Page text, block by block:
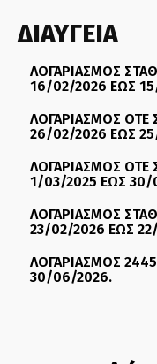
ΔΙΑΥΓΕΙΑ
ΛΟΓΑΡΙΑΣΜΟΣ
16/02/2026 ΕΩΣ
ΛΟΓΑΡΙΑΣΜΟΣ ΟΤΕ
26/02/2026 ΕΩΣ
ΛΟΓΑΡΙΑΣΜΟΣ ΟΤΕ
1/03/2025 ΕΩΣ 30/
ΛΟΓΑΡΙΑΣΜΟΣ
23/02/2026 ΕΩΣ
ΛΟΓΑΡΙΑΣΜΟΣ
30/06/2026.